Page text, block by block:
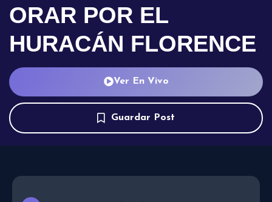
ORAR POR EL
HURACÁN FLORENCE
Ver En Vivo
Guardar Post